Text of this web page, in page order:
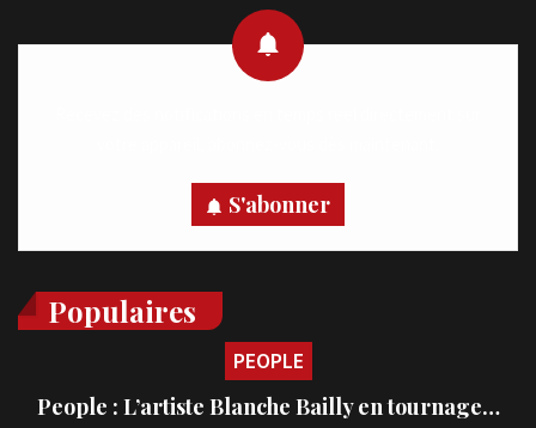
S'abonner
Populaires
PEOPLE
People : L’artiste Blanche Bailly en tournage…